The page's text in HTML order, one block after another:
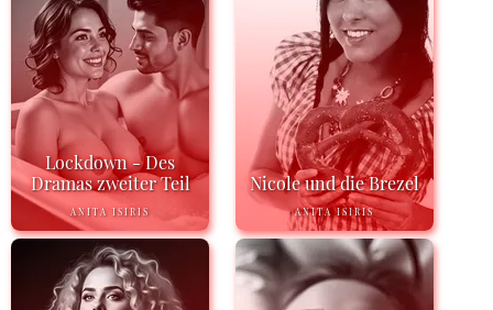
Lockdown - Des
Dramas zweiter Teil
ANITA ISIRIS
Nicole und die Brezel
ANITA ISIRIS